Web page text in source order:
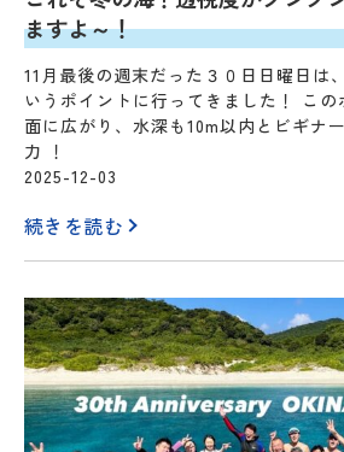
ますよ～！
11月最後の週末だった３０日日曜日は
いうポイントに行ってきました！ こ
面に広がり、水深も10m以内とビギナ
力 ！
2025-12-03
続きを読む